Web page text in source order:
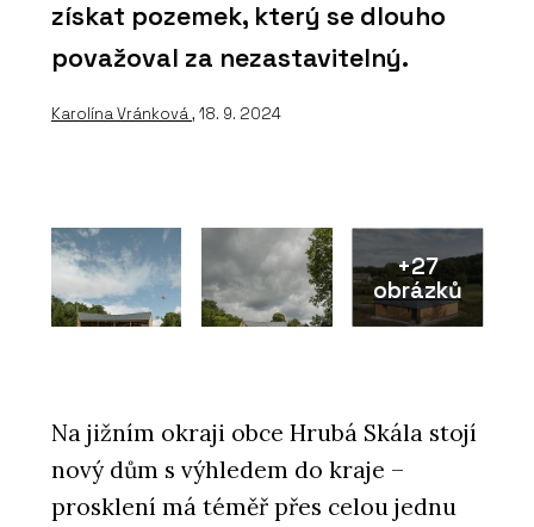
získat pozemek, který se dlouho
považoval za nezastavitelný.
Karolína Vránková, 18. 9. 2024
+27
obrázků
Na jižním okraji obce Hrubá Skála stojí
nový dům s výhledem do kraje –
prosklení má téměř přes celou jednu